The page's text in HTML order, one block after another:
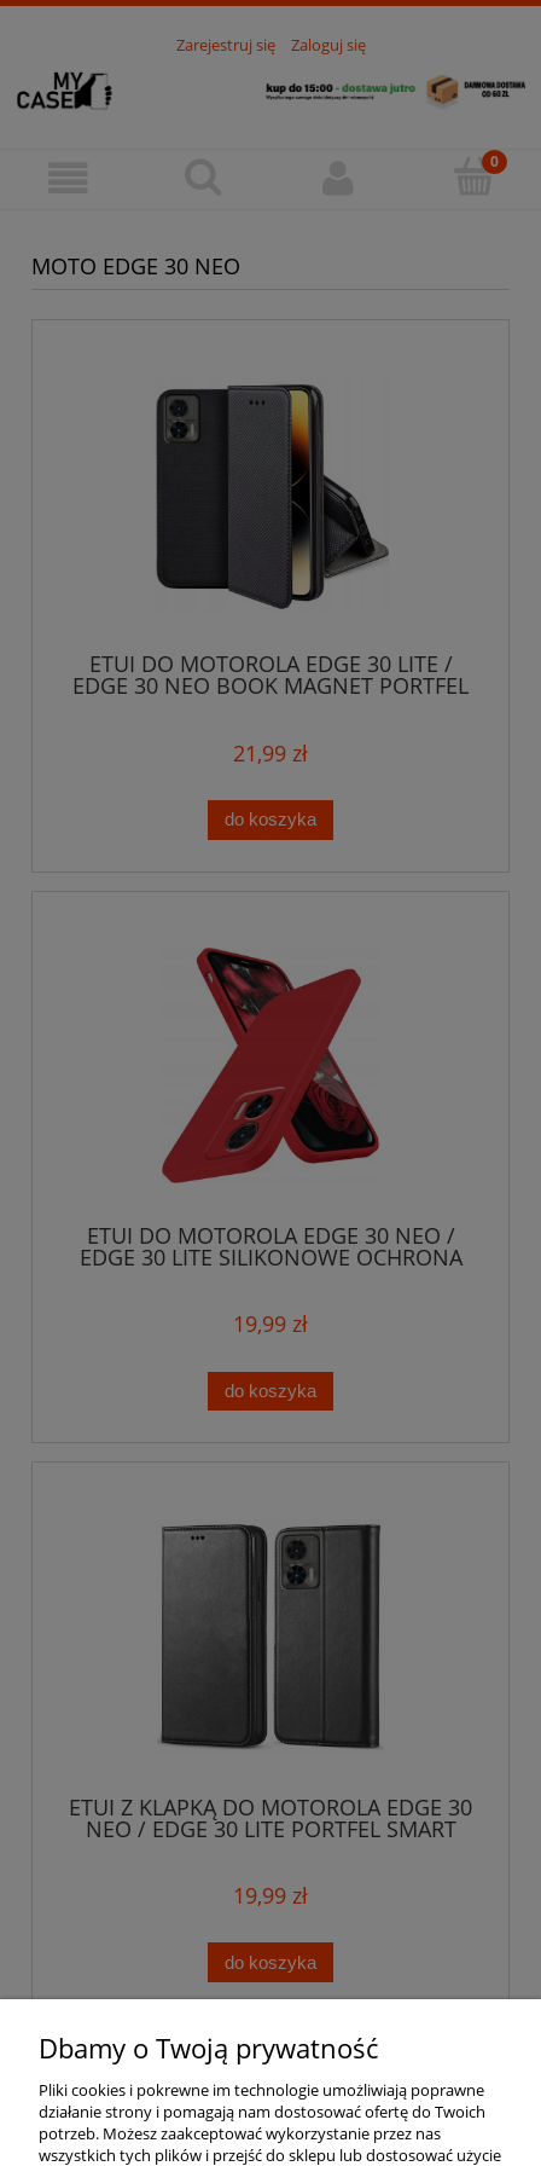
Zarejestruj się Zaloguj się
MOTO EDGE 30 NEO
ETUI DO MOTOROLA EDGE 30 LITE /
EDGE 30 NEO BOOK MAGNET PORTFEL
21,99 zł
do koszyka
ETUI DO MOTOROLA EDGE 30 NEO /
EDGE 30 LITE SILIKONOWE OCHRONA
19,99 zł
do koszyka
ETUI Z KLAPKĄ DO MOTOROLA EDGE 30
NEO / EDGE 30 LITE PORTFEL SMART
19,99 zł
do koszyka
Pomoc
Moje konto
Dbamy o Twoją prywatność
Pliki cookies i pokrewne im technologie umożliwiają poprawne
działanie strony i pomagają nam dostosować ofertę do Twoich
potrzeb. Możesz zaakceptować wykorzystanie przez nas
wszystkich tych plików i przejść do sklepu lub dostosować użycie